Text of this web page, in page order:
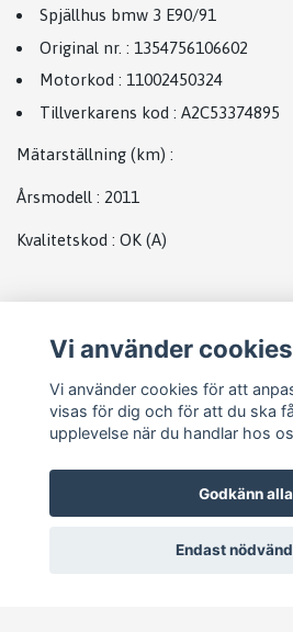
Spjällhus bmw 3 E90/91
Original nr. : 1354756106602
Motorkod : 11002450324
Tillverkarens kod : A2C53374895
Mätarställning (km) :
Årsmodell : 2011
Kvalitetskod : OK (A)
Vi använder cookies
Vi använder cookies för att
visas för dig och för att du ska
upplevelse när du handlar hos
Godkänn alla
Endast